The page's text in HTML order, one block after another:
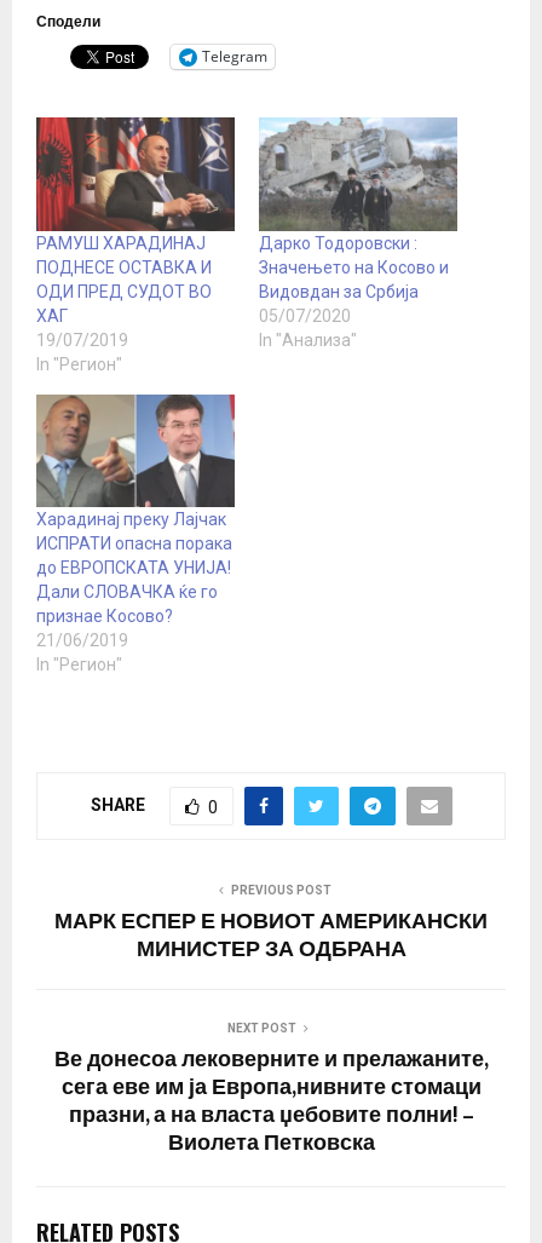
Сподели
Telegram
РАМУШ ХАРАДИНАЈ
ПОДНЕСЕ ОСТАВКА И
ОДИ ПРЕД СУДОТ ВО
ХАГ
19/07/2019
In "Регион"
Дарко Тодоровски :
Значењето на Косово и
Видовдан за Србија
05/07/2020
In "Анализа"
Харадинај преку Лајчак
ИСПРАТИ опасна порака
до ЕВРОПСКАТА УНИЈА!
Дали СЛОВАЧКА ќе го
признае Косово?
21/06/2019
In "Регион"
SHARE 0
PREVIOUS POST
МАРК ЕСПЕР Е НОВИОТ АМЕРИКАНСКИ
МИНИСТЕР ЗА ОДБРАНА
NEXT POST
Ве донесоа лековерните и прелажаните,
сега еве им ја Европа,нивните стомаци
празни, а на власта џебовите полни! –
Виолета Петковска
RELATED POSTS